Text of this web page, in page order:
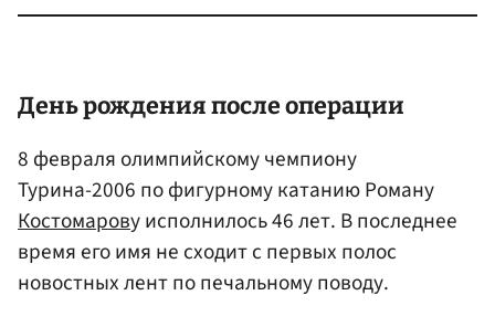
День рождения после операции
8 февраля олимпийскому чемпиону
Турина-2006 по фигурному катанию Роману
Костомарову исполнилось 46 лет. В последнее
время его имя не сходит с первых полос
новостных лент по печальному поводу.